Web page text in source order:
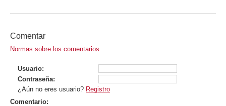
Comentar
Normas sobre los comentarios
Usuario
Contraseña
¿Aún no eres usuario? Registro
Comentario